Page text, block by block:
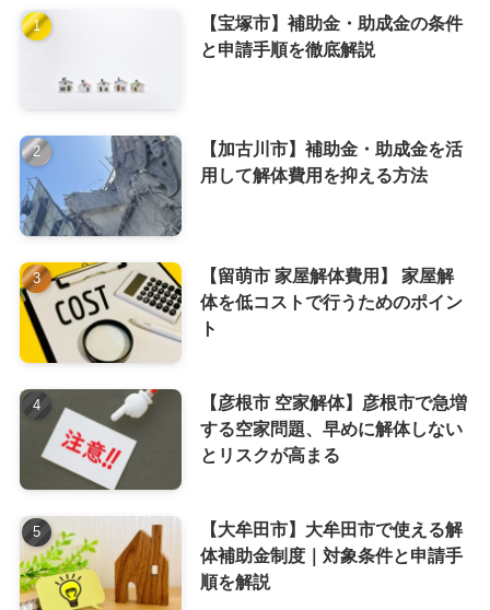
【宝塚市】補助金・助成金の条件
と申請手順を徹底解説
【加古川市】補助金・助成金を活
用して解体費用を抑える方法
【留萌市 家屋解体費用】 家屋解
体を低コストで行うためのポイン
ト
【彦根市 空家解体】彦根市で急増
する空家問題、早めに解体しない
とリスクが高まる
【大牟田市】大牟田市で使える解
体補助金制度｜対象条件と申請手
順を解説